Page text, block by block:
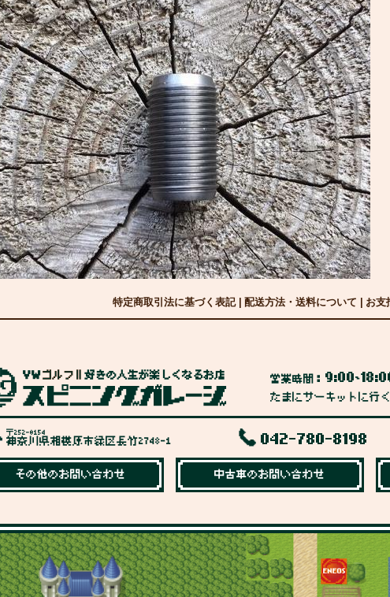
特定商取引法に基づく表記| 配送方法・送料について お支
営業時間： 9:00~
たまにサーキットに行
〒252-0154
神奈川県相模原市緑区長竹2748-1 042-780-8198
その他のお問い合わせ 中古車のお問い合わせ